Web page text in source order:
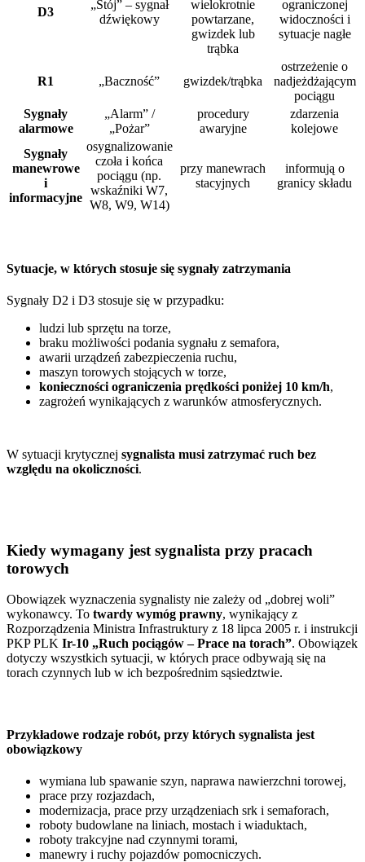
D3
„Stój” – sygnał
dźwiękowy
wielokrotnie
powtarzane,
gwizdek lub
trąbka
ograniczonej
widoczności i
sytuacje nagłe
R1 „Baczność” gwizdek/trąbka
ostrzeżenie o
nadjeżdżającym
pociągu
Sygnały
alarmowe
„Alarm” /
„Pożar”
procedury
awaryjne
zdarzenia
kolejowe
Sygnały
manewrowe
i
informacyjne
osygnalizowanie
czoła i końca
pociągu (np.
wskaźniki W7,
W8, W9, W14)
przy manewrach
stacyjnych
informują o
granicy składu
Sytuacje, w których stosuje się sygnały zatrzymania
Sygnały D2 i D3 stosuje się w przypadku:
ludzi lub sprzętu na torze,
braku możliwości podania sygnału z semafora,
awarii urządzeń zabezpieczenia ruchu,
maszyn torowych stojących w torze,
konieczności ograniczenia prędkości poniżej 10 km/h,
zagrożeń wynikających z warunków atmosferycznych.
W sytuacji krytycznej sygnalista musi zatrzymać ruch bez
względu na okoliczności.
Kiedy wymagany jest sygnalista przy pracach
torowych
Obowiązek wyznaczenia sygnalisty nie zależy od „dobrej woli”
wykonawcy. To twardy wymóg prawny, wynikający z
Rozporządzenia Ministra Infrastruktury z 18 lipca 2005 r. i instrukcji
PKP PLK Ir-10 „Ruch pociągów – Prace na torach”. Obowiązek
dotyczy wszystkich sytuacji, w których prace odbywają się na
torach czynnych lub w ich bezpośrednim sąsiedztwie.
Przykładowe rodzaje robót, przy których sygnalista jest
obowiązkowy
wymiana lub spawanie szyn, naprawa nawierzchni torowej,
prace przy rozjazdach,
modernizacja, prace przy urządzeniach srk i semaforach,
roboty budowlane na liniach, mostach i wiaduktach,
roboty trakcyjne nad czynnymi torami,
manewry i ruchy pojazdów pomocniczych.